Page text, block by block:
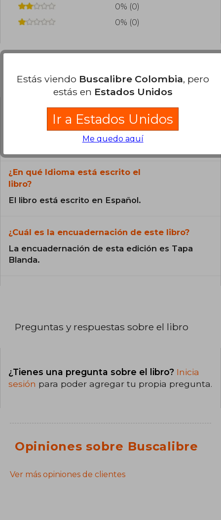
0% (0)
0% (0)
Preguntas frecuentes sobre el libro
¿El libro es original?
Todos los libros de nuestro
catálogo son Originales.
¿En qué Idioma está escrito el
libro?
El libro está escrito en Español.
¿Cuál es la encuadernación de este libro?
La encuadernación de esta edición es Tapa
Blanda.
Preguntas y respuestas sobre el libro
¿Tienes una pregunta sobre el libro? Inicia
sesión para poder agregar tu propia pregunta.
Opiniones sobre Buscalibre
Ver más opiniones de clientes
Estás viendo Buscalibre Colombia, pero
estás en Estados Unidos
Ir a Estados Unidos
Me quedo aquí